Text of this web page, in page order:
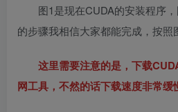
图1是现在CUDA的安装程序
的步骤我相信大家都能完成，按
这里需要注意的是，下载
网工具，不然的话下载速度非常缓